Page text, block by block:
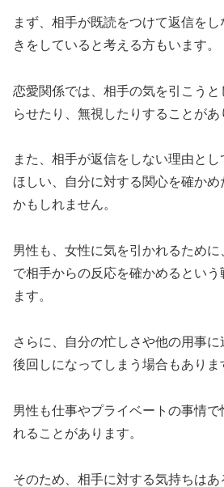
まず、相手が既読をつけて返信をし
きをしていると考える方もいます。
恋愛関係では、相手の気を引こう
らせたり、無視したりすることがあ
また、相手が返信をしない理由と
ほしい、自分に対する関心を確か
かもしれません。
男性も、女性に気を引かれるために
で相手からの反応を確かめるという
ます。
さらに、自分の忙しさや他の用事
後回しになってしまう場合もありま
男性も仕事やプライベートの事情
れることがあります。
そのため、相手に対する気持ちは